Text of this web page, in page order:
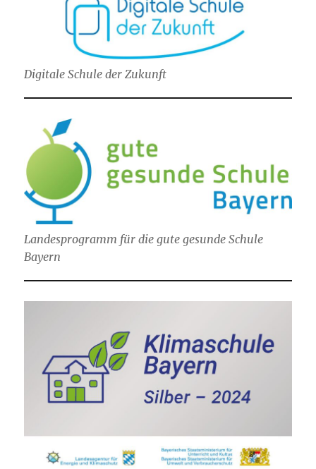
Digitale Schule der Zukunft
Landesprogramm für die gute gesunde Schule
Bayern